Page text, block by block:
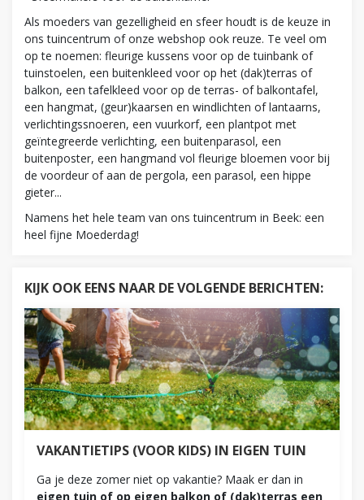
Als moeders van gezelligheid en sfeer houdt is de keuze in
ons tuincentrum of onze webshop ook reuze. Te veel om
op te noemen: fleurige kussens voor op de tuinbank of
tuinstoelen, een buitenkleed voor op het (dak)terras of
balkon, een tafelkleed voor op de terras- of balkontafel,
een hangmat, (geur)kaarsen en windlichten of lantaarns,
verlichtingssnoeren, een vuurkorf, een plantpot met
geïntegreerde verlichting, een buitenparasol, een
buitenposter, een hangmand vol fleurige bloemen voor bij
de voordeur of aan de pergola, een parasol, een hippe
gieter...
Namens het hele team van ons tuincentrum in Beek: een
heel fijne Moederdag!
KIJK OOK EENS NAAR DE VOLGENDE BERICHTEN:
VAKANTIETIPS (VOOR KIDS) IN EIGEN TUIN
Ga je deze zomer niet op vakantie? Maak er dan in
eigen tuin of op eigen balkon of (dak)terras een